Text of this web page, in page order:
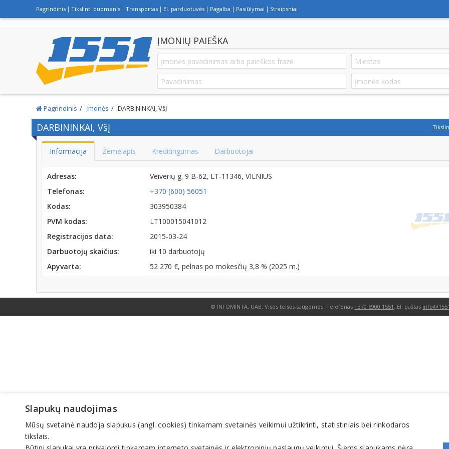
Pagrindinis Tikslinti duomenis Transportas El. parduotuvės Pagalba Pasiūlymai Straipsniai
ĮMONIŲ PAIEŠKA
Pagrindinis Įmonės DARBININKAI, VšĮ
DARBININKAI, VšĮ
Informacija Žemėlapis Kreditingumas Darbuotojai
Adresas:
Veiverių g. 9 B-62, LT-11346, VILNIUS
Telefonas:
+370 (600) 56051
Kodas:
303950384
PVM kodas:
LT100015041012
Registracijos data:
2015-03-24
Darbuotojų skaičius:
iki 10 darbuotojų
Apyvarta:
52 270 €, pelnas po mokesčių 3,8 % (2025 m.)
© INFOMINTA, UAB. Visos teisės saugomos. Telefonas +370 6900 1551 . El. paštas
Slapukų naudojimas
Mūsų svetainė naudoja slapukus (angl. cookies) tinkamam svetainės veikimui užtikrinti, statistiniais bei rinkodaros
tikslais.